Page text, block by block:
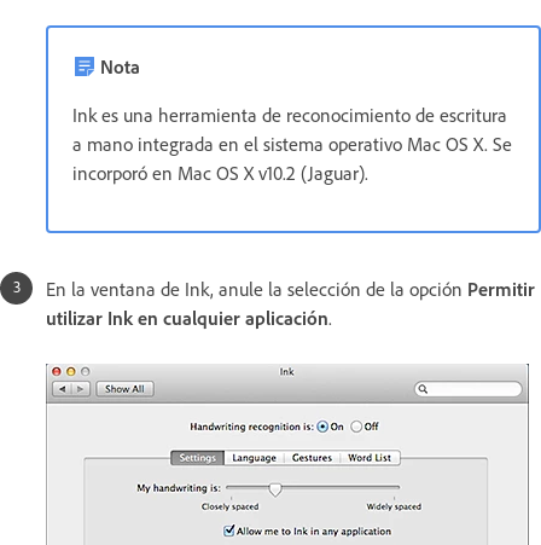
Nota
Ink es una herramienta de reconocimiento de escritura
a mano integrada en el sistema operativo Mac OS X. Se
incorporó en Mac OS X v10.2 (Jaguar).
En la ventana de Ink, anule la selección de la opción Permitir
utilizar Ink en cualquier aplicación.